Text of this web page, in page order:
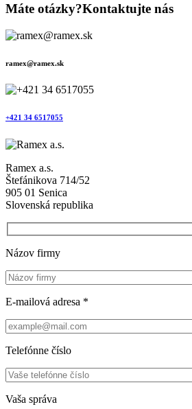
Máte otázky?Kontaktujte nás
ramex@ramex.sk
+421 34 6517055
Ramex a.s.
Štefánikova 714/52
905 01 Senica
Slovenská republika
Názov firmy
E-mailová adresa *
Telefónne číslo
Vaša správa